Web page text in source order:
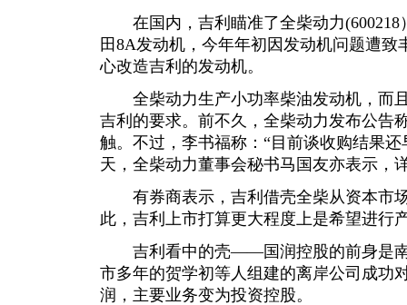
在国内，吉利瞄准了全柴动力(600218
田8A发动机，今年年初因发动机问题遭
心改造吉利的发动机。
全柴动力生产小功率柴油发动机，而
吉利的要求。前不久，全柴动力发布公告
触。不过，李书福称：“目前谈收购结果
天，全柴动力董事会秘书马国友亦表示，
有券商表示，吉利借壳全柴从资本市
此，吉利上市打算更大程度上是希望进行
吉利看中的壳——国润控股的前身是南
市多年的贺学初等人组建的离岸公司成功
润，主要业务变为投资控股。